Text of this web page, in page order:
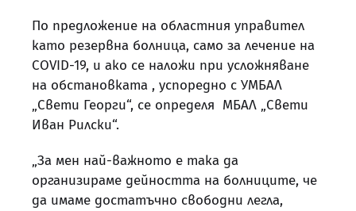
По предложение на областния управител
като резервна болница, само за лечение на
COVID-19, и ако се наложи при усложняване
на обстановката , успоредно с УМБАЛ
„Свети Георги“, се определя МБАЛ „Свети
Иван Рилски“.
„За мен най-важното е така да
организираме дейността на болниците, че
да имаме достатъчно свободни легла,